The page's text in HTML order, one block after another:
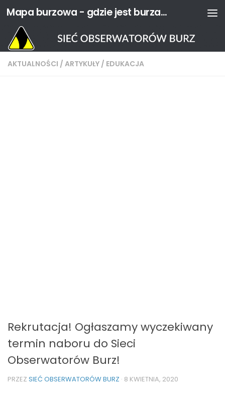
Przejdź do treści Mapa burzowa - gdzie jest burza? | Sieć Obserwatorów Burz
AKTUALNOŚCI / ARTYKUŁY / EDUKACJA
Rekrutacja! Ogłaszamy wyczekiwany
termin naboru do Sieci
Obserwatorów Burz!
PRZEZ SIEĆ OBSERWATORÓW BURZ · 8 KWIETNIA, 2020